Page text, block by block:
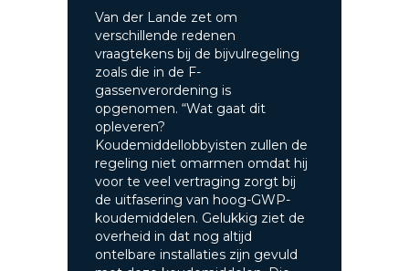
Van der Lande zet om
verschillende redenen
vraagtekens bij de bijvulregeling
zoals die in de F-
gassenverordening is
opgenomen. “Wat gaat dit
opleveren?
Koudemiddellobbyisten zullen de
regeling niet omarmen omdat hij
voor te veel vertraging zorgt bij
de uitfasering van hoog-GWP-
koudemiddelen. Gelukkig ziet de
overheid in dat nog altijd
ontelbare installaties zijn gevuld